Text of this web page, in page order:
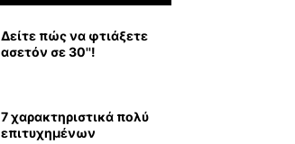
Δείτε πώς να φτιάξετε
ασετόν σε 30''!
7 χαρακτηριστικά πολύ
επιτυχημένων